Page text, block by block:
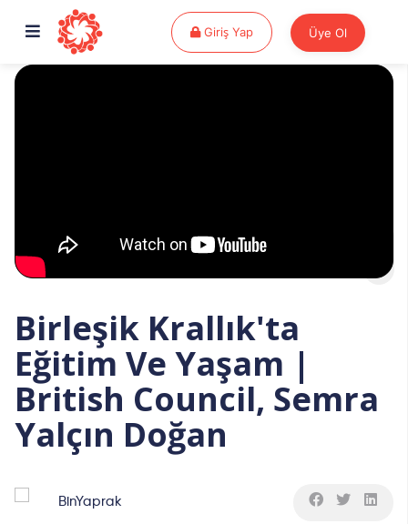
Giriş YapGiriş Yap Üye Ol
Birleşik Krallık'ta
Eğitim Ve Yaşam |
British Council, Semra
Yalçın Doğan
BinYaprak